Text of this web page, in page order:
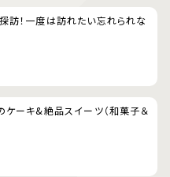
訪！一度は訪れたい忘れられな
ケーキ&絶品スイーツ（和菓子＆